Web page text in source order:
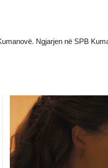
Ngjarjen në SPB